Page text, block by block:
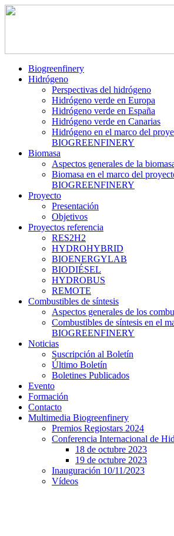
Biogreenfinery
Hidrógeno
Perspectivas del hidrógeno
Hidrógeno verde en Europa
Hidrógeno verde en España
Hidrógeno verde en Canarias
Hidrógeno en el marco del
BIOGREENFINERY
Biomasa
Aspectos generales de la
Biomasa en el marco del
BIOGREENFINERY
Proyecto
Presentación
Objetivos
Proyectos referencia
RES2H2
HYDROHYBRID
BIOENERGYLAB
BIODIÉSEL
HYDROBUS
REMOTE
Combustibles de síntesis
Aspectos generales de los
Combustibles de síntesis en el
BIOGREENFINERY
Noticias
Suscripción al Boletín
Último Boletín
Boletines Publicados
Evento
Formación
Contacto
Multimedia Biogreenfinery
Premios Regiostars 2024
Conferencia Internacional de
18 de octubre 2023
19 de octubre 2023
Inauguración 10/11/2023
Vídeos